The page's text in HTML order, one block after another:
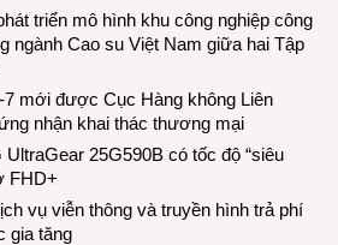
triển mô hình khu công nghiệp công
ngành Cao su Việt Nam giữa hai Tập
7 mới được Cục Hàng không Liên
nhận khai thác thương mại
25G590B có tốc độ “siêu
FHD+
vụ viễn thông và truyền hình trả phí
gia tăng